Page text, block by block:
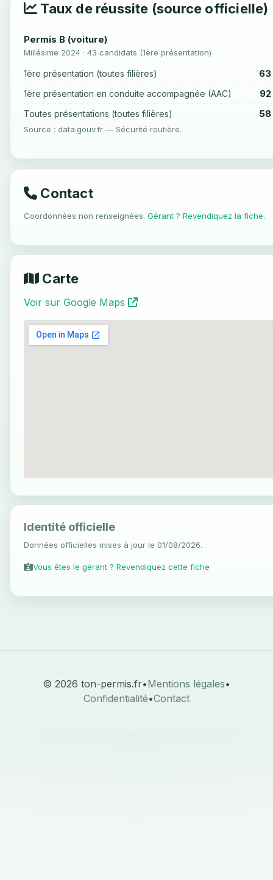
Taux de réussite (source officielle)
Permis B (voiture)
Millésime 2024 · 43 candidats (1ère présentation)
1ère présentation (toutes filières) 63
1ère présentation en conduite accompagnée (AAC)
Toutes présentations (toutes filières) 58
Source : data.gouv.fr — Sécurité routière.
Contact
Coordonnées non renseignées. Gérant ? Revendiquez la fiche.
Carte
Voir sur Google Maps
Identité officielle
Données officielles mises à jour le 01/08/2026.
Vous êtes le gérant ? Revendiquez cette fiche
© 2026 ton-permis.fr•Mentions légales•
Confidentialité•Contact